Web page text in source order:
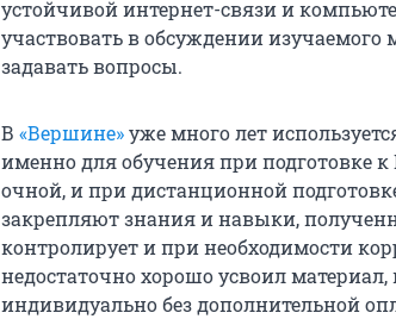
устойчивой интернет-связи и
участвовать в обсуждении
задавать вопросы.
В «Вершине»уже много лет
именно для обучения при подготовке
очной, и при дистанционной
закрепляют знания и навыки,
контролирует и при необходимости
недостаточно хорошо усвоил
индивидуально без дополнительной